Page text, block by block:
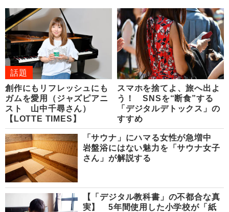
話題
創作にもリフレッシュにも
ガムを愛用（ジャズピアニ
スト 山中千尋さん）
【LOTTE TIMES】
スマホを捨てよ、旅へ出よ
う！ SNSを“断食”する
「デジタルデトックス」の
すすめ
「サウナ」にハマる女性が急増中
岩盤浴にはない魅力を「サウナ女子
さん」が解説する
【「デジタル教科書」の不都合な真
実】 5年間使用した小学校が「紙